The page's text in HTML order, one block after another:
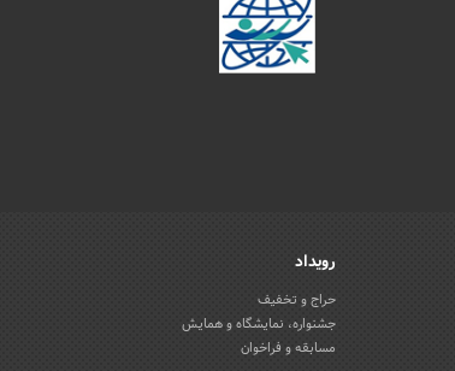
رویداد
حراج و تخفیف
جشنواره، نمایشگاه و همایش
مسابقه و فراخوان